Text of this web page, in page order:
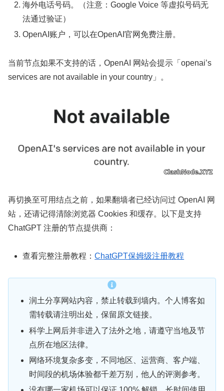
海外电话号码。（注意：Google Voice 等虚拟号码无
法通过验证）
OpenAI账户，可以在OpenAI官网免费注册。
当前节点如果不支持的话，OpenAI 网站会提示「openai’s
services are not available in your country」。
再切换至可用结点之前，如果翻墙者已经访问过 OpenAI 网
站，还请记得清除浏览器 Cookies 和缓存。以下是支持
ChatGPT 注册的节点提供商：
查看完整注册教程：ChatGPT保姆级注册教程
润土分享网站内容，禁止转载到墙内。个人博客如
需转载请注明出处，保留原文链接。
科学上网后并非进入了法外之地，请遵守当地及节
点所在地区法律。
网络环境复杂多变，不同地区、运营商、客户端、
时间段的机场体验都千差万别，他人的评测参考。